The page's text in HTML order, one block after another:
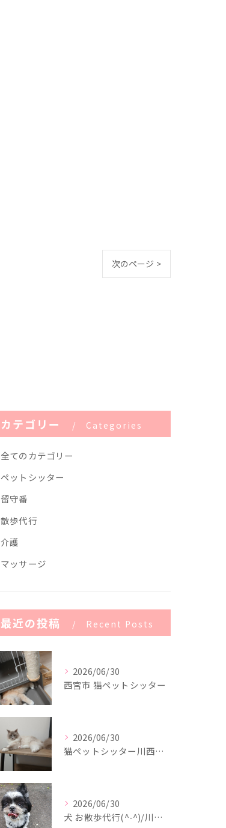
次のページ >
カテゴリー Categories
全てのカテゴリー
ペットシッター
留守番
散歩代行
介護
マッサージ
最近の投稿 Recent Posts
2026/06/30
西宮市 猫ペットシッター
2026/06/30
猫ペットシッター川西市(^-^)/
2026/06/30
犬 お散歩代行(^-^)/川西市